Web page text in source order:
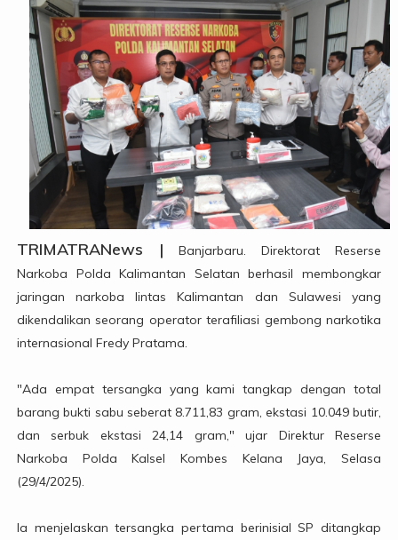
TRIMATRANews | Banjarbaru. Direktorat Reserse
Narkoba Polda Kalimantan Selatan berhasil membongkar
jaringan narkoba lintas Kalimantan dan Sulawesi yang
dikendalikan seorang operator terafiliasi gembong narkotika
internasional Fredy Pratama.
"Ada empat tersangka yang kami tangkap dengan total
barang bukti sabu seberat 8.711,83 gram, ekstasi 10.049 butir,
dan serbuk ekstasi 24,14 gram," ujar Direktur Reserse
Narkoba Polda Kalsel Kombes Kelana Jaya, Selasa
(29/4/2025).
Ia menjelaskan tersangka pertama berinisial SP ditangkap